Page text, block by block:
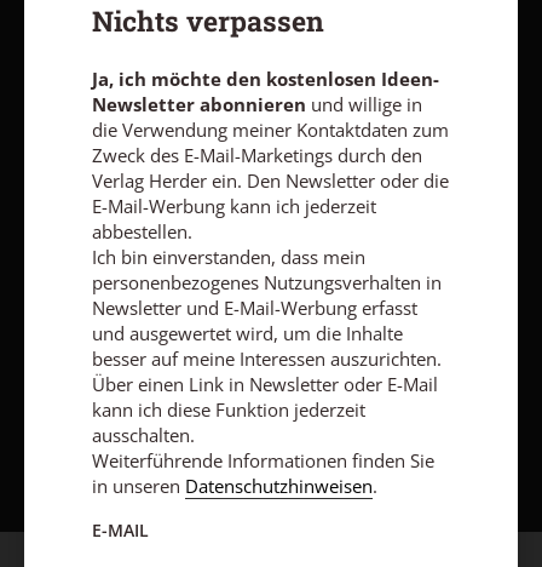
Impressum
Vertrag widerrufen Abo online kündigen
Nichts verpassen
Ja, ich möchte den kostenlosen Ideen-
Newsletter abonnieren und willige in
die Verwendung meiner Kontaktdaten zum
Zweck des E-Mail-Marketings durch den
Verlag Herder ein. Den Newsletter oder die
E-Mail-Werbung kann ich jederzeit
abbestellen.
Ich bin einverstanden, dass mein
personenbezogenes Nutzungsverhalten in
Newsletter und E-Mail-Werbung erfasst
und ausgewertet wird, um die Inhalte
besser auf meine Interessen auszurichten.
Über einen Link in Newsletter oder E-Mail
kann ich diese Funktion jederzeit
ausschalten.
Weiterführende Informationen finden Sie
in unseren Datenschutzhinweisen.
E-MAIL